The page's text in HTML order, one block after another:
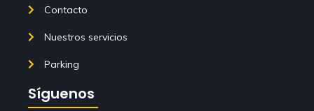
Contacto
Nuestros servicios
Parking
Síguenos